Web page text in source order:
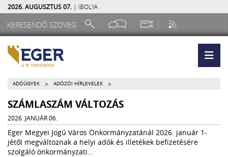
2026. AUGUSZTUS 07. | IBOLYA
ADÓÜGYEK > ADÓZÓI HÍRLEVELEK >
SZÁMLASZÁM VÁLTOZÁS
2026. JANUÁR 06.
Eger Megyei Jogú Város Önkormányzatánál 2026. január 1-
jétől megváltoznak a helyi adók és illetékek befizetésére
szolgáló önkormányzati...